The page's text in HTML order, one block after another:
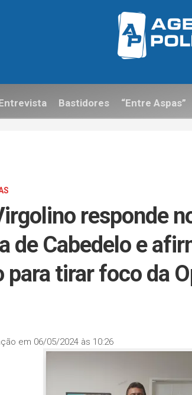
Bastidores “Entre Aspas”
responde
de Cabedelo e
para tirar foco da
em 06/05/2024 às 10:26